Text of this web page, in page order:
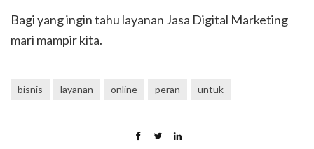
Bagi yang ingin tahu layanan Jasa Digital Marketing
mari mampir kita.
bisnis layanan online peran untuk